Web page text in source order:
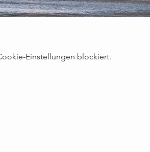
Einstellungen blockiert.